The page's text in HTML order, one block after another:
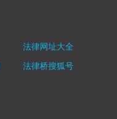
法律网址大全
法律桥搜狐号